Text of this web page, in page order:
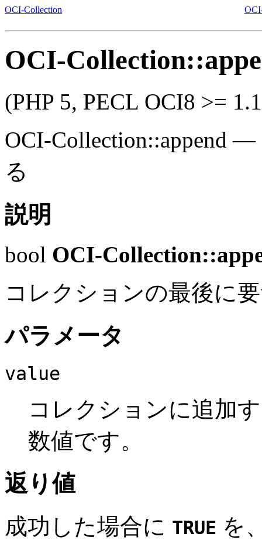
OCI-Collection
OCI-
(PHP 5, PECL OCI8 >=
OCI-Collection::append —
る
説明
bool OCI-
コレクションの最後に
パラメータ
value
コレクションに追加
数値です。
返り値
成功した場合に TRUE を